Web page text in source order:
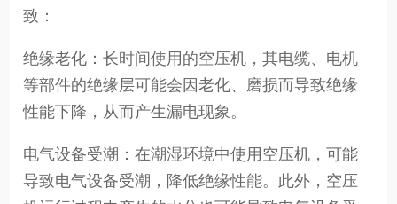
致：
绝缘老化：长时间使用的空压机，其电缆、电机
等部件的绝缘层可能会因老化、磨损而导致绝缘
性能下降，从而产生漏电现象。
电气设备受潮：在潮湿环境中使用空压机，可能
导致电气设备受潮，降低绝缘性能。此外，空压